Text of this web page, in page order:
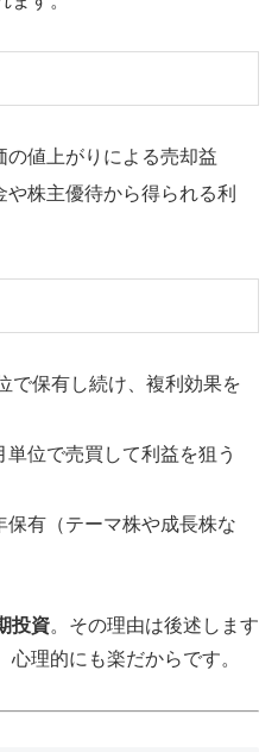
の値上がりによる売却益
や株主優待から得られる利
で保有し続け、複利効果を
単位で売買して利益を狙う
保有（テーマ株や成長株な
投資。その理由は後述します
理的にも楽だからです。